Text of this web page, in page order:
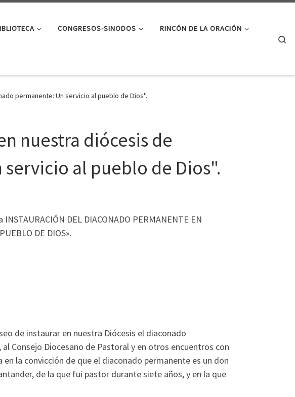
CONGRESOS-SINODOS RINCÓN DE LA ORACIÓN
permanente: Un servicio al pueblo de Dios".
nuestra diócesis de
al pueblo de Dios".
DEL DIACONADO PERMANENTE EN
DE DIOS».
de instaurar en nuestra Diócesis el diaconado
Consejo Diocesano de Pastoral y en otros encuentros con
la convicción de que el diaconado permanente es un don
de la que fui pastor durante siete años, y en la que